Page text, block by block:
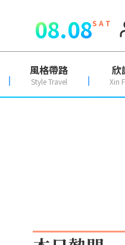
08.08S A T
風格帶路
Style Travel
欣
Xin